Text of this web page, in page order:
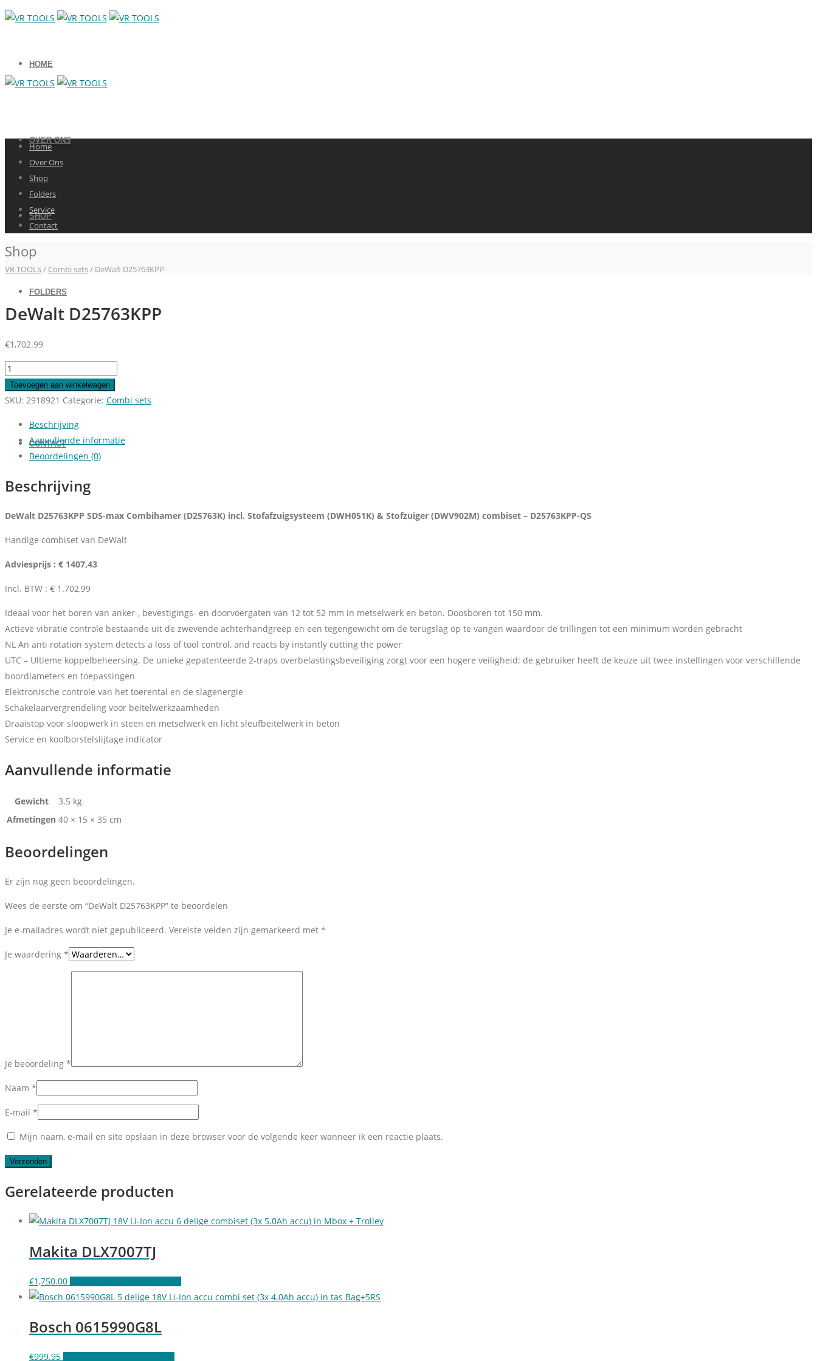
HOME
OVER ONS
SHOP
FOLDERS
CONTACT
Home
Over Ons
Shop
Folders
Service
Contact
Shop
VR TOOLS/ Combi sets/ DeWalt D25763KPP
DeWalt D25763KPP
€1,702.99
DeWalt
D25763KPP
aantal
Toevoegen aan winkelwagen
SKU: 2918921 Categorie: Combi sets
Beschrijving
Aanvullende informatie
Beoordelingen (0)
Beschrijving
DeWalt D25763KPP SDS-max Combihamer (D25763K) incl. Stofafzuigsysteem (DWH051K) & Stofzuiger (DWV902M) combiset – D25763KPP-QS
Handige combiset van DeWalt
Adviesprijs : € 1407,43
Incl. BTW : € 1.702,99
Ideaal voor het boren van anker-, bevestigings- en doorvoergaten van 12 tot 52 mm in metselwerk en beton. Doosboren tot 150 mm.
Actieve vibratie controle bestaande uit de zwevende achterhandgreep en een tegengewicht om de terugslag op te vangen waardoor de trillingen tot een minimum worden gebracht
NL An anti rotation system detects a loss of tool control, and reacts by instantly cutting the power
UTC – Ultieme koppelbeheersing. De unieke gepatenteerde 2-traps overbelastingsbeveiliging zorgt voor een hogere veiligheid: de gebruiker heeft de keuze uit twee instellingen voor verschillende
boordiameters en toepassingen
Elektronische controle van het toerental en de slagenergie
Schakelaarvergrendeling voor beitelwerkzaamheden
Draaistop voor sloopwerk in steen en metselwerk en licht sleufbeitelwerk in beton
Service en koolborstelslijtage indicator
Aanvullende informatie
Gewicht
3.5 kg
Afmetingen 40 × 15 × 35 cm
Beoordelingen
Er zijn nog geen beoordelingen.
Wees de eerste om “DeWalt D25763KPP” te beoordelen
Je e-mailadres wordt niet gepubliceerd. Vereiste velden zijn gemarkeerd met *
Je waardering *
Je beoordeling *
Naam *
E-mail *
Mijn naam, e-mail en site opslaan in deze browser voor de volgende keer wanneer ik een reactie plaats.
Gerelateerde producten
Makita DLX7007TJ
€1,750.00
Bosch 0615990G8L
€999.95